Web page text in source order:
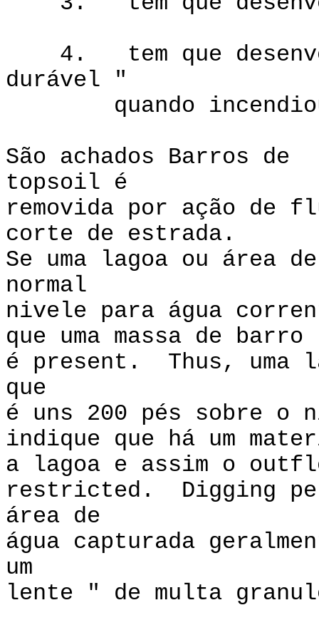
4. tem que
durável "
quando incendiou
São achados Barros
topsoil é
removida por ação de
corte de estrada.
Se uma lagoa ou área
normal
nivele para água
que uma massa de barro
é present. Thus, uma
que
é uns 200 pés sobre o
indique que há um
a lagoa e assim o
restricted. Digging
área de
água capturada
um
lente " de multa